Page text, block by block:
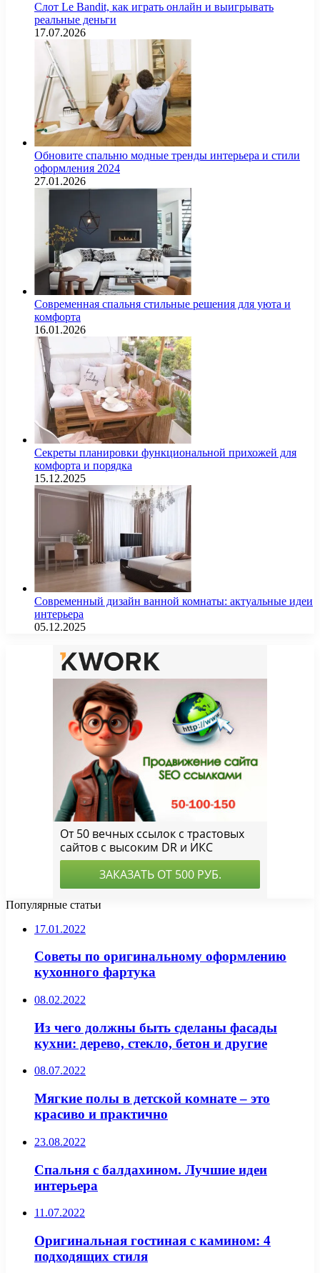
Слот Le Bandit, как играть онлайн и выигрывать
реальные деньги
17.07.2026
Обновите спальню модные тренды интерьера и стили
оформления 2024
27.01.2026
Современная спальня стильные решения для уюта и
комфорта
16.01.2026
Секреты планировки функциональной прихожей для
комфорта и порядка
15.12.2025
Современный дизайн ванной комнаты: актуальные идеи
интерьера
05.12.2025
Популярные статьи
17.01.2022
Советы по оригинальному оформлению
кухонного фартука
08.02.2022
Из чего должны быть сделаны фасады
кухни: дерево, стекло, бетон и другие
08.07.2022
Мягкие полы в детской комнате – это
красиво и практично
23.08.2022
Спальня с балдахином. Лучшие идеи
интерьера
11.07.2022
Оригинальная гостиная с камином: 4
подходящих стиля